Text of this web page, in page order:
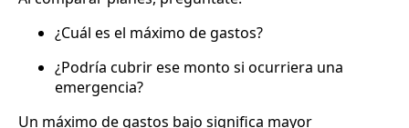
¿Cuál es el máximo de gastos?
¿Podría cubrir ese monto si ocurriera una
emergencia?
Un máximo de gastos bajo significa mayor